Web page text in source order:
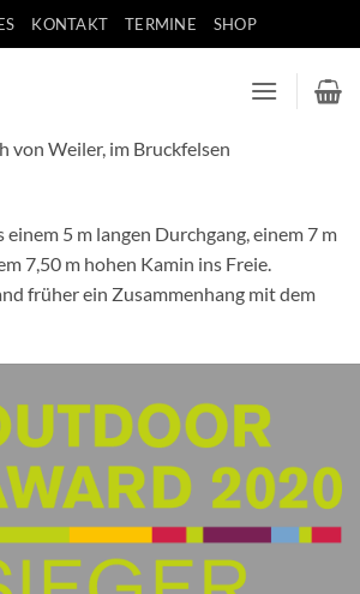
KONTAKT TERMINE SHOP
von Weiler, im Bruckfelsen
5 m langen Durchgang, einem 7 m
7,50 m hohen Kamin ins Freie.
früher ein Zusammenhang mit dem